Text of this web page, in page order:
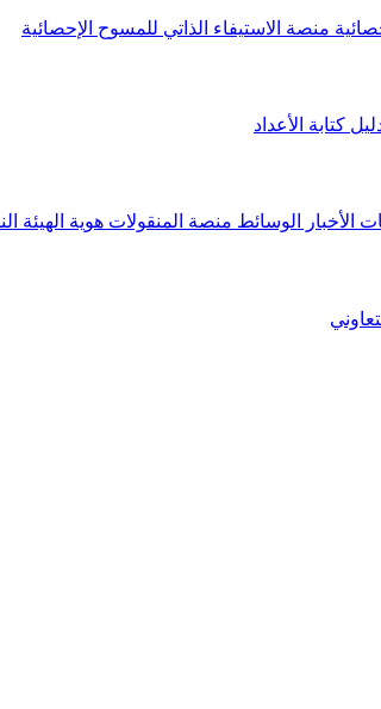
منصة الاستيفاء الذاتي للمسوح الإحصائية
كتابة الأعداد
الأخبار الوسائط منصة المنقولات هوية الهيئة